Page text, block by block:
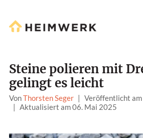
Steine polieren mit
gelingt es leicht
VonThorsten Seger | Veröffentlicht
| Aktualisiert am 06. Mai 2025